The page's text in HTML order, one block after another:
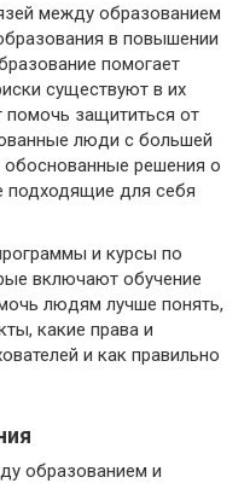
между образованием
в повышении
помогает
существуют в их
помочь защититься от
люди с большей
обоснованные решения о
подходящие для себя
и курсы по
включают обучение
людям лучше понять,
какие права и
и как правильно
образованием и